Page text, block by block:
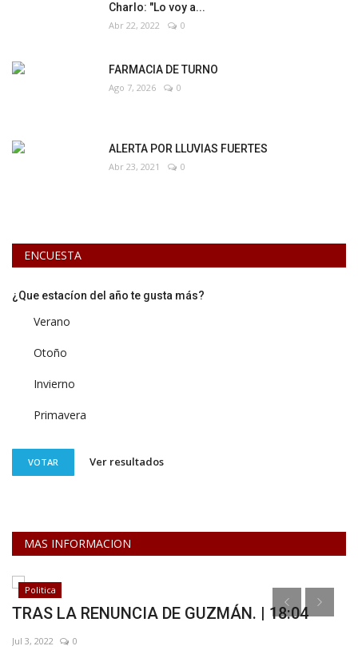
Charlo: "Lo voy a...
Abr 22, 2022 0
FARMACIA DE TURNO
Ago 7, 2026 0
ALERTA POR LLUVIAS FUERTES
Abr 23, 2021 0
ENCUESTA
¿Que estacíon del año te gusta más?
Verano
Otoño
Invierno
Primavera
VOTAR Ver resultados
MAS INFORMACION
LA RENUNCIA DE GUZMÁN. | 18:04
0